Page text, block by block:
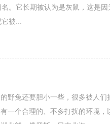
。它长期被认为是灰鼠，这是因
被...
野兔还要胆小一些，很多被人们
一个合理的、不多打扰的环境，